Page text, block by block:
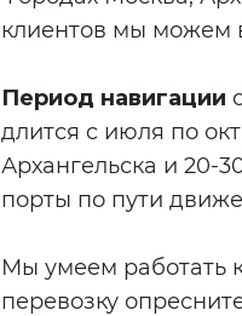
клиентов мы можем
Период навигации
длится c июля по
Архангельска и 20-
порты по пути
Мы умеем работать
перевозку